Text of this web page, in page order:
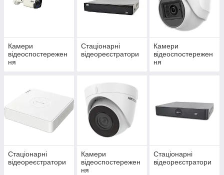
Камери
відеоспостережен
ня
Стаціонарні
відеореєстратори
Камери
відеоспостережен
ня
Стаціонарні
відеореєстратори
Камери
відеоспостережен
ня
Стаціонарні
відеореєстратори